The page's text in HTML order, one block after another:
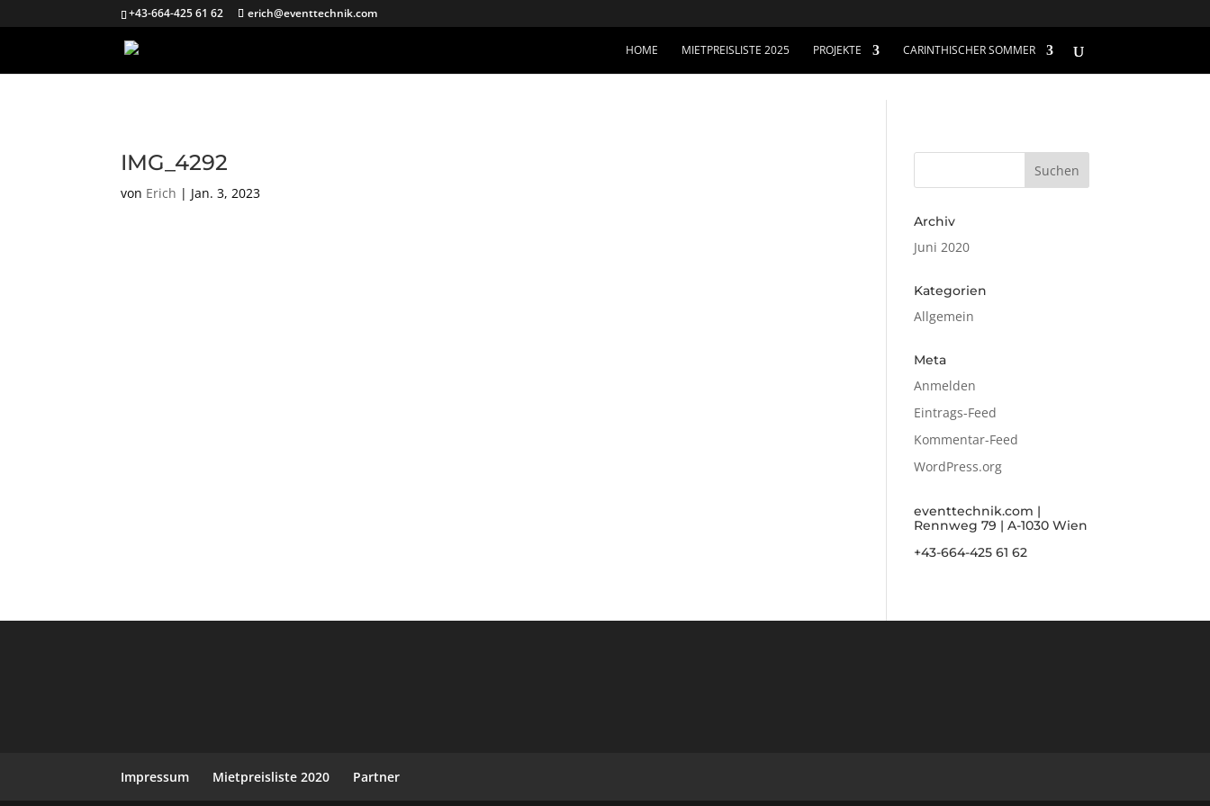
+43-664-425 61 62 erich@eventtechnik.com
HOME MIETPREISLISTE 2025 PROJEKTE CARINTHISCHER SOMMER
IMG_4292
von Erich | Jan. 3, 2023
Archiv
Juni 2020
Kategorien
Allgemein
Meta
Anmelden
Eintrags-Feed
Kommentar-Feed
WordPress.org
eventtechnik.com |
Rennweg 79 | A-1030 Wien
+43-664-425 61 62
Impressum Mietpreisliste 2020 Partner